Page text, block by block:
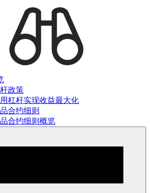
政策
杠杆实现收益最大化
合约细则
合约细则概览